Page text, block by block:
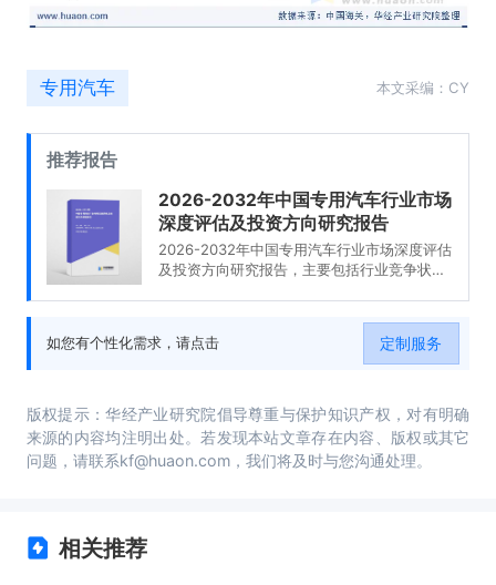
专用汽车 本文采编：CY
推荐报告
2026-2032年中国专用汽车行业市场
深度评估及投资方向研究报告
2026-2032年中国专用汽车行业市场深度评估
及投资方向研究报告，主要包括行业竞争状况
如您有个性化需求，请点击 定制服务
版权提示：华经产业研究院倡导尊重与保护知识产权，对有明确
来源的内容均注明出处。若发现本站文章存在内容、版权或其它
问题，请联系kf@huaon.com，我们将及时与您沟通处理。
相关推荐